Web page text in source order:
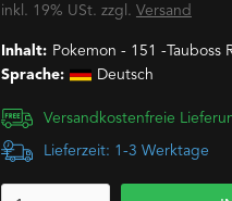
inkl. 19% USt. zzgl. Versand
Inhalt: Pokemon - 151 -Tauboss
Sprache:
Deutsch
Versandkostenfreie
Lieferzeit: 1-3 Werktage